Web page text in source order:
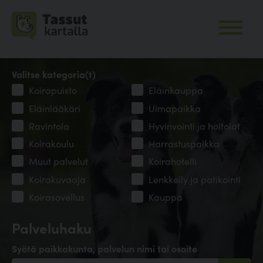
Palveluhaku
Syötä paikkakunta, palvelun nimi tai osoite
Valitse kategoria(t)
Koirapuisto
Eläinkauppa
Eläinlääkäri
Uimapaikka
Ravintola
Hyvinvointi ja hoitolat
Koirakoulu
Harrastuspaikka
Muut palvelut
Koirahotelli
Koirakuvaaja
Lenkkeily ja patikointi
Koirasovellus
Kauppa